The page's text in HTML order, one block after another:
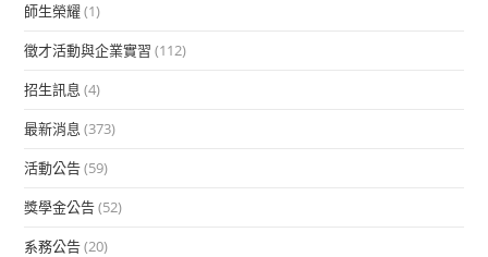
師生榮耀(1)
徵才活動與企業實習 (112)
招生訊息 (4)
最新消息 (373)
活動公告(59)
獎學金公告(52)
系務公告(20)